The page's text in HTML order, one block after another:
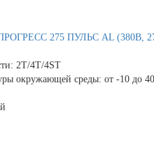
275 ПУЛЬС AL (380В,
2T/4T/4ST
окружающей среды: от -10 до